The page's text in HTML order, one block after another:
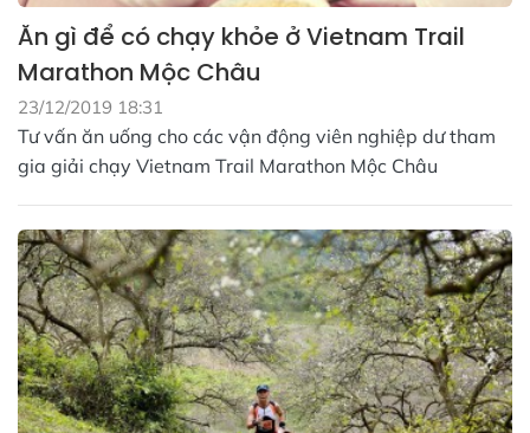
Ăn gì để có chạy khỏe ở Vietnam Trail
Marathon Mộc Châu
23/12/2019 18:31
Tư vấn ăn uống cho các vận động viên nghiệp dư tham
gia giải chạy Vietnam Trail Marathon Mộc Châu